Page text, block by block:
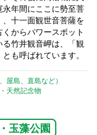
永年間にここに勢至菩
十一面観世音菩薩を
からパワースポット
竹井観音岬は、「観
も呼ばれています。
屋島、直島など）
天然記念物
玉藻公園